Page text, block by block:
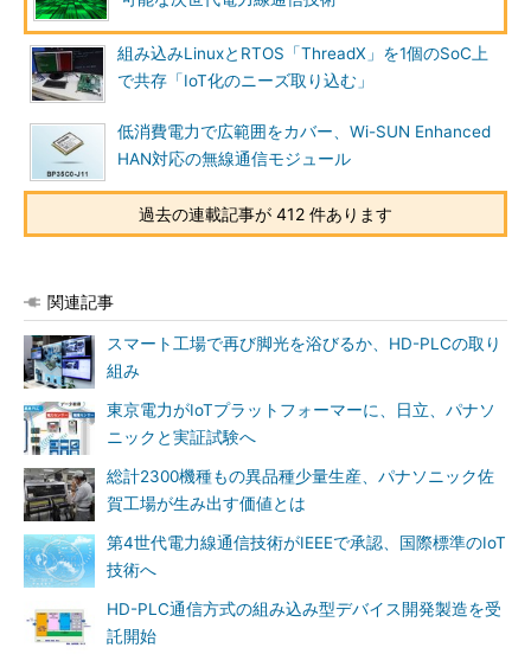
組み込みLinuxとRTOS「ThreadX」を1個のSoC上
で共存「IoT化のニーズ取り込む」
低消費電力で広範囲をカバー、Wi-SUN Enhanced
HAN対応の無線通信モジュール
過去の連載記事が 412 件あります
関連記事
スマート工場で再び脚光を浴びるか、HD-PLCの取り
組み
東京電力がIoTプラットフォーマーに、日立、パナソ
ニックと実証試験へ
総計2300機種もの異品種少量生産、パナソニック佐
賀工場が生み出す価値とは
第4世代電力線通信技術がIEEEで承認、国際標準のIoT
技術へ
HD-PLC通信方式の組み込み型デバイス開発製造を受
託開始